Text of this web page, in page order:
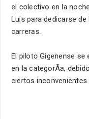
el colectivo en la
Luis para dedicarse
carreras.
El piloto Gigenense se
en la categorÃ­a,
ciertos inconvenientes